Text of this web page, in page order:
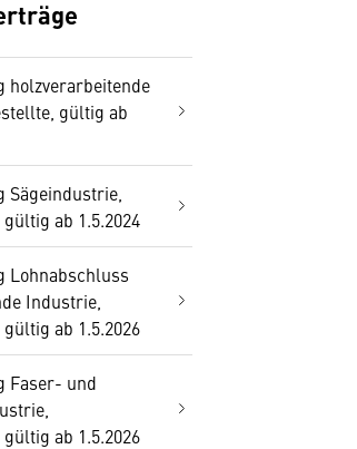
holzverarbeitende
gültig ab
ab 1.5.2024
Lohnabschluss
Industrie,
ab 1.5.2026
Faser- und
ab 1.5.2026